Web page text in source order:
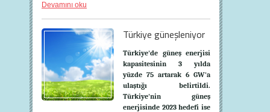
Devamını oku
Türkiye güneşleniyor
Türkiye'de güneş enerjisi
kapasitesinin 3 yılda
yüzde 75 artarak 6 GW'a
ulaştığı belirtildi.
Türkiye'nin güneş
enerjisinde 2023 hedefi ise